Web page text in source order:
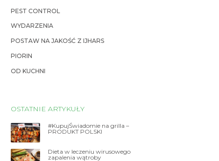
PEST CONTROL
WYDARZENIA
POSTAW NA JAKOŚĆ Z IJHARS
PIORIN
OD KUCHNI
OSTATNIE ARTYKUŁY
#KupujŚwiadomie na grilla –
PRODUKT POLSKI
Dieta w leczeniu wirusowego
zapalenia wątroby